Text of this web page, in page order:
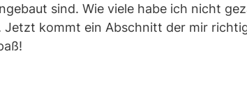
sind. Wie viele habe ich nicht
kommt ein Abschnitt der mir